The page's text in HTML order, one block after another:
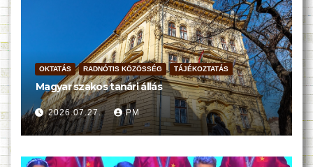
OKTATÁS RADNÓTIS KÖZÖSSÉG TÁJÉKOZTATÁS
Magyar szakos tanári állás
2026.07.27. PM